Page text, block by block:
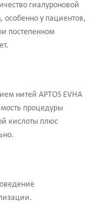
гиалуроновой
особенно у пациентов,
постепенном
нитей APTOS EVHA
процедуры
кислоты плюс